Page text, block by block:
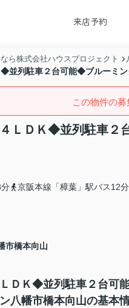
来店予約
ら株式会社ハウスプロジェクト
列駐車２台可能◆ブルーミン
この物件の募
ＬＤＫ◆並列駐車２
京阪本線「樟葉」駅バス12
市橋本向山
ＤＫ◆並列駐車２台可
八幡市橋本向山の基本